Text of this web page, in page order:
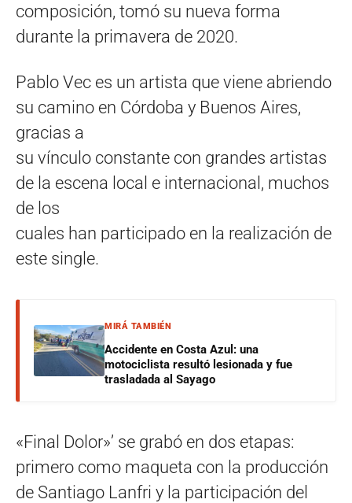
composición, tomó su nueva forma
durante la primavera de 2020.
Pablo Vec es un artista que viene abriendo
su camino en Córdoba y Buenos Aires,
gracias a
su vínculo constante con grandes artistas
de la escena local e internacional, muchos
de los
cuales han participado en la realización de
este single.
MIRÁ TAMBIÉN
Accidente en Costa Azul: una
motociclista resultó lesionada y fue
trasladada al Sayago
«Final Dolor»’ se grabó en dos etapas:
primero como maqueta con la producción
de Santiago Lanfri y la participación del